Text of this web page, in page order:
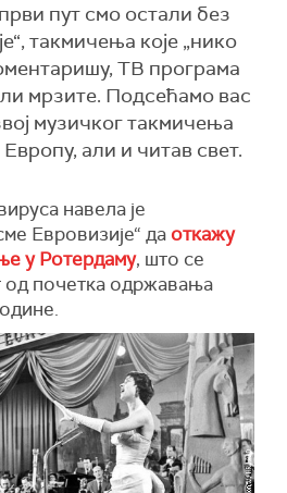
пут смо остали без
такмичења које „нико
ТВ програма
мрзите. Подсећамо вас
музичког такмичења
Европу, али и читав свет.
навела је
Евровизије“ да откажу
у Ротердаму, што се
од почетка одржавања